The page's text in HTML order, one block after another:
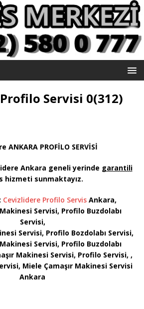
Servisi 0(312)
ANKARA PROFİLO SERVİSİ
Ankara geneli yerinde garantili
hizmeti sunmaktayız.
Cevizlidere Profilo ServisAnkara,
Servisi, Profilo Buzdolabı
Servisi,
Servisi, Profilo Bozdolabı Servisi,
Servisi, Profilo Buzdolabı
Makinesi Servisi, Profilo Servisi, ,
Miele Çamaşır Makinesi Servisi
Ankara